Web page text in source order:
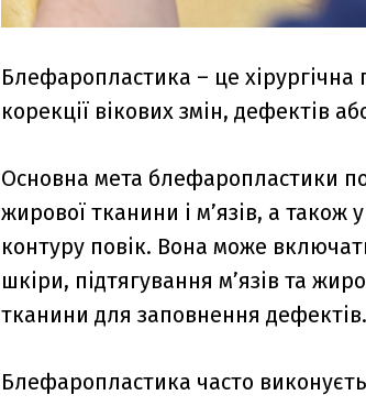
Блефаропластика – це
корекції вікових змін, дефектів
Основна мета блефаропластики
жирової тканини і м’язів, а
контуру повік. Вона може
шкіри, підтягування м’язів та
тканини для заповнення дефектів.
Блефаропластика часто